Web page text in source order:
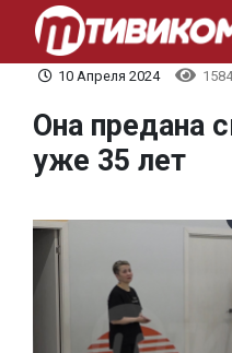
10 Апреля 2024 1584
Она предана
уже 35 лет